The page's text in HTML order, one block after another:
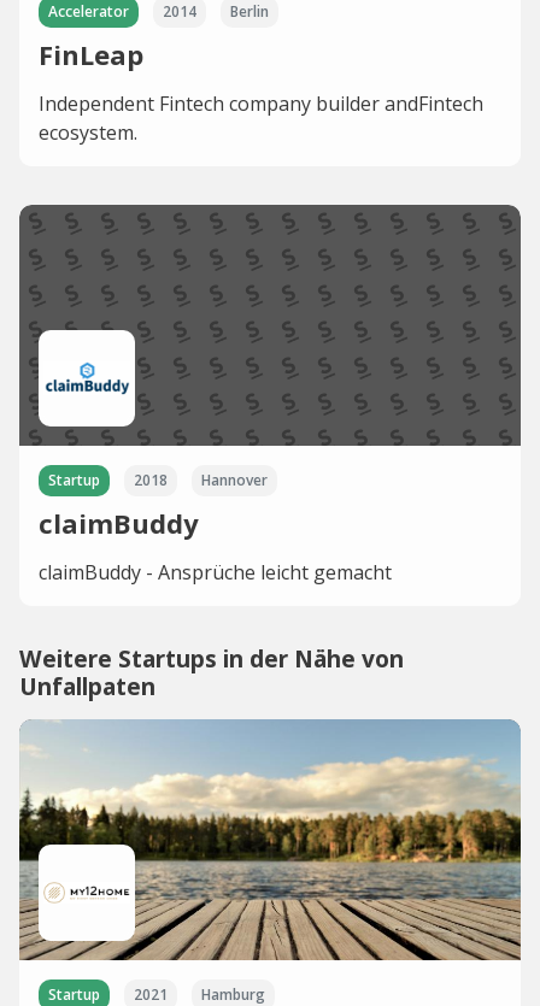
Accelerator 2014 Berlin
FinLeap
Independent Fintech company builder andFintech
ecosystem.
Startup 2018 Hannover
claimBuddy
claimBuddy - Ansprüche leicht gemacht
Weitere Startups in der Nähe von
Unfallpaten
Startup 2021 Hamburg